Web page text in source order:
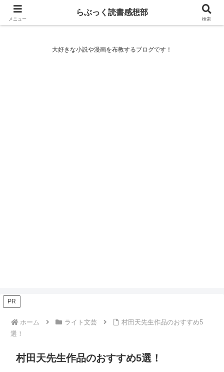
らぶっく読書感想部
大好きな小説や漫画を布教するブログです！
PR
ホーム ライト文芸
村田天先生作品のおすすめ5
選！
村田天先生作品のおすすめ5選！
メニュー
らぶっく読書感想部
検索